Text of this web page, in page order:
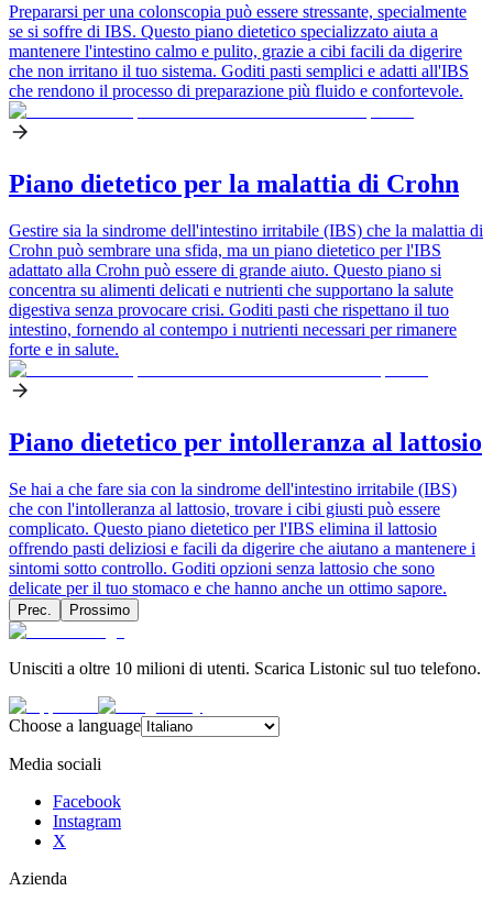
Prepararsi per una colonscopia può essere stressante, specialmente
se si soffre di IBS. Questo piano dietetico specializzato aiuta a
mantenere l'intestino calmo e pulito, grazie a cibi facili da digerire
che non irritano il tuo sistema. Goditi pasti semplici e adatti all'IBS
che rendono il processo di preparazione più fluido e confortevole.
Piano dietetico per la malattia di Crohn
Gestire sia la sindrome dell'intestino irritabile (IBS) che la malattia di
Crohn può sembrare una sfida, ma un piano dietetico per l'IBS
adattato alla Crohn può essere di grande aiuto. Questo piano si
concentra su alimenti delicati e nutrienti che supportano la salute
digestiva senza provocare crisi. Goditi pasti che rispettano il tuo
intestino, fornendo al contempo i nutrienti necessari per rimanere
forte e in salute.
Piano dietetico per intolleranza al lattosio
Se hai a che fare sia con la sindrome dell'intestino irritabile (IBS)
che con l'intolleranza al lattosio, trovare i cibi giusti può essere
complicato. Questo piano dietetico per l'IBS elimina il lattosio
offrendo pasti deliziosi e facili da digerire che aiutano a mantenere i
sintomi sotto controllo. Goditi opzioni senza lattosio che sono
delicate per il tuo stomaco e che hanno anche un ottimo sapore.
Prec. Prossimo
Unisciti a oltre 10 milioni di utenti. Scarica Listonic sul tuo telefono.
Choose a language
Media sociali
Facebook
Instagram
X
Azienda